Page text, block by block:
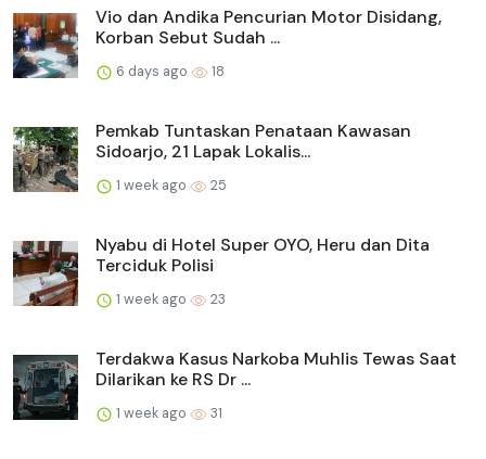
Vio dan Andika Pencurian Motor Disidang,
Korban Sebut Sudah ...
6 days ago 18
Pemkab Tuntaskan Penataan Kawasan
Sidoarjo, 21 Lapak Lokalis...
1 week ago 25
Nyabu di Hotel Super OYO, Heru dan Dita
Terciduk Polisi
1 week ago 23
Terdakwa Kasus Narkoba Muhlis Tewas Saat
Dilarikan ke RS Dr ...
1 week ago 31